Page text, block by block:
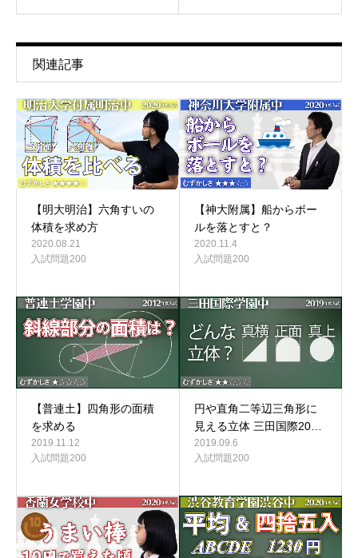
関連記事
【明大明治】六角すいの
体積を求め方
2020.08.21
入試問題200
【神大附属】船からボー
ルを落とすと？
2020.11.4
入試問題200
【普連土】四角形の面積
を求める
2019.11.12
入試問題200
円や直角二等辺三角形に
見える立体 三田国際20…
2019.09.6
入試問題200